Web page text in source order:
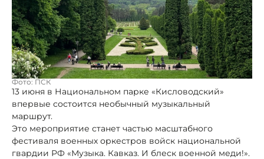
Фото: ПСК
13 июня в Национальном парке «Кисловодский»
впервые состоится необычный музыкальный
маршрут.
Это мероприятие станет частью масштабного
фестиваля военных оркестров войск национальной
гвардии РФ «Музыка. Кавказ. И блеск военной меди!».